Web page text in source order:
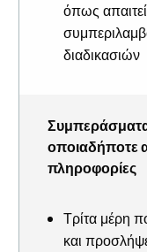
όπως
διαδικασιών
οποιαδήποτε
πληροφορίες
Τρίτα μέρη
και